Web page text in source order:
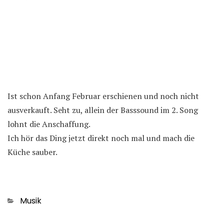
Ist schon Anfang Februar erschienen und noch nicht
ausverkauft. Seht zu, allein der Basssound im 2. Song
lohnt die Anschaffung.
Ich hör das Ding jetzt direkt noch mal und mach die
Küche sauber.
Kategorien
Musik